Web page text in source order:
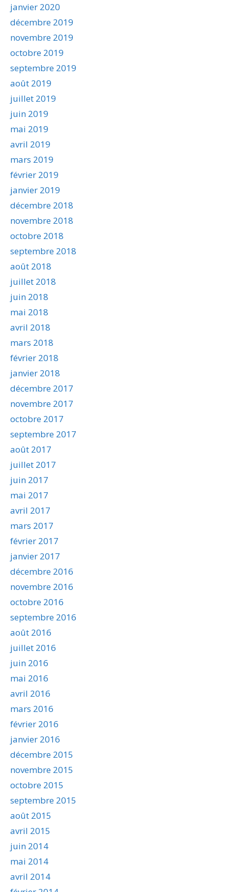
janvier 2020
décembre 2019
novembre 2019
octobre 2019
septembre 2019
août 2019
juillet 2019
juin 2019
mai 2019
avril 2019
mars 2019
février 2019
janvier 2019
décembre 2018
novembre 2018
octobre 2018
septembre 2018
août 2018
juillet 2018
juin 2018
mai 2018
avril 2018
mars 2018
février 2018
janvier 2018
décembre 2017
novembre 2017
octobre 2017
septembre 2017
août 2017
juillet 2017
juin 2017
mai 2017
avril 2017
mars 2017
février 2017
janvier 2017
décembre 2016
novembre 2016
octobre 2016
septembre 2016
août 2016
juillet 2016
juin 2016
mai 2016
avril 2016
mars 2016
février 2016
janvier 2016
décembre 2015
novembre 2015
octobre 2015
septembre 2015
août 2015
avril 2015
juin 2014
mai 2014
avril 2014